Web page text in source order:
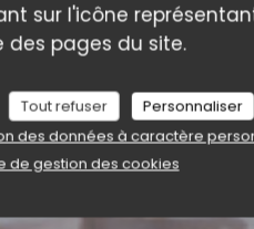
sur l'icône
des pages du site.
Tout refuser
Personnaliser
des données à caractère
de gestion des cookies